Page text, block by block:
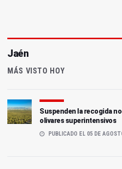
Jaén
MÁS VISTO HOY
Suspenden la recogida
olivares superintensivos
PUBLICADO EL 05 DE